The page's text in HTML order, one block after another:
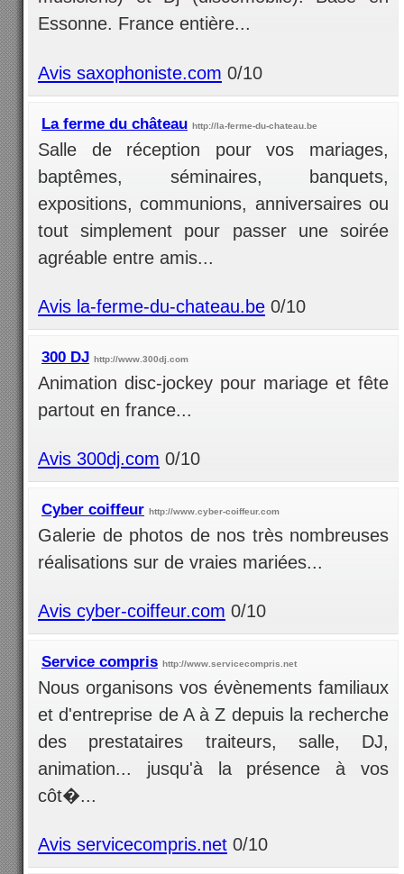
Essonne. France entière...
Avis saxophoniste.com 0/10
La ferme du château http://la-ferme-du-chateau.be
Salle de réception pour vos mariages,
baptêmes, séminaires, banquets,
expositions, communions, anniversaires ou
tout simplement pour passer une soirée
agréable entre amis...
Avis la-ferme-du-chateau.be 0/10
300 DJ http://www.300dj.com
Animation disc-jockey pour mariage et fête
partout en france...
Avis 300dj.com 0/10
Cyber coiffeur http://www.cyber-coiffeur.com
Galerie de photos de nos très nombreuses
réalisations sur de vraies mariées...
Avis cyber-coiffeur.com 0/10
Service compris http://www.servicecompris.net
Nous organisons vos évènements familiaux
et d'entreprise de A à Z depuis la recherche
des prestataires traiteurs, salle, DJ,
animation... jusqu'à la présence à vos
côt�...
Avis servicecompris.net 0/10